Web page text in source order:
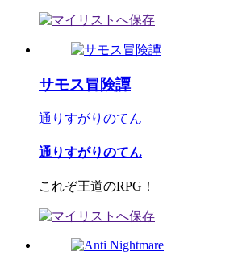
サモス冒険譚
通りすがりのてん
通りすがりのてん
これぞ王道のRPG！